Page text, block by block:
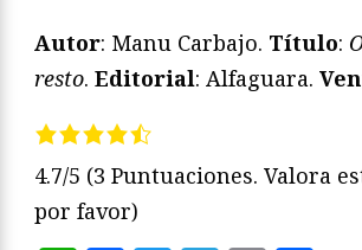
Autor: Manu Carbajo. Título:
resto. Editorial: Alfaguara.
4.7/5 (3 Puntuaciones. Valora
por favor)